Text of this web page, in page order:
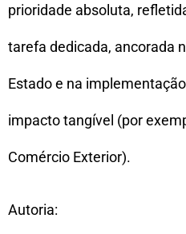
prioridade absoluta,
tarefa dedicada, ancorada
Estado e na
impacto tangível (por
Comércio Exterior).
Autoria: